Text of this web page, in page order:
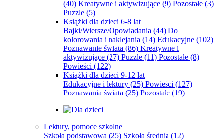
(40) Kreatywne i aktywizujące (9) Pozostałe (3)
Puzzle (5)
Książki dla dzieci 6-8 lat
Bajki/Wiersze/Opowiadania (44) Do
kolorowania i naklejania (14) Edukacyjne (102)
Poznawanie świata (86) Kreatywne i
aktywizujące (27) Puzzle (11) Pozostałe (8)
Powieści (122)
Książki dla dzieci 9-12 lat
Edukacyjne i lektury (25) Powieści (127)
Poznawania świata (25) Pozostałe (19)
Lektury, pomoce szkolne
Szkoła podstawowa (25) Szkoła średnia (12)